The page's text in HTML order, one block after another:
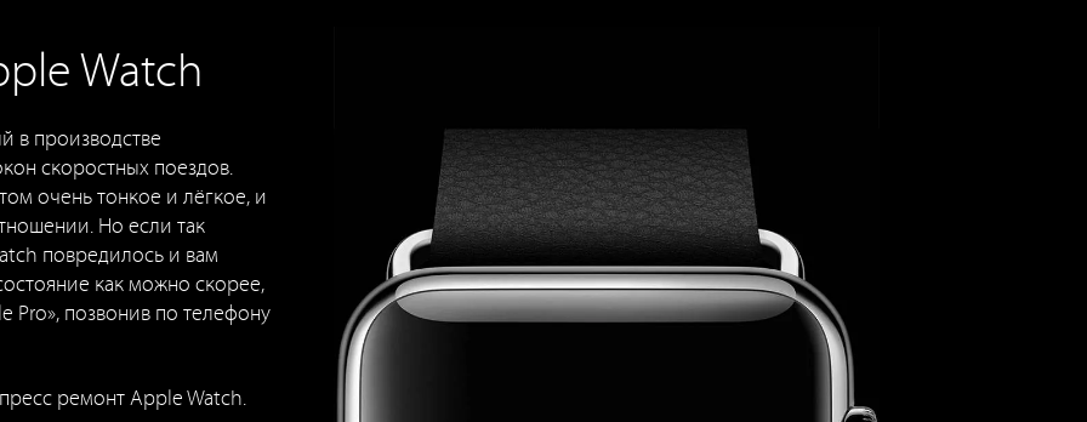
Watch
в производстве
скоростных поездов.
очень тонкое и лёгкое, и
Но если так
повредилось и вам
как можно скорее,
Pro», позвонив по телефону
ремонт Apple Watch.